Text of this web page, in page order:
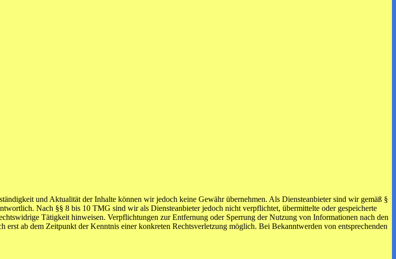
und Aktualität der Inhalte können wir jedoch keine Gewähr übernehmen. Als Diensteanbieter sind wir gemäß §
Nach §§ 8 bis 10 TMG sind wir als Diensteanbieter jedoch nicht verpflichtet, übermittelte oder gespeicherte
Tätigkeit hinweisen. Verpflichtungen zur Entfernung oder Sperrung der Nutzung von Informationen nach den
ab dem Zeitpunkt der Kenntnis einer konkreten Rechtsverletzung möglich. Bei Bekanntwerden von entsprechenden